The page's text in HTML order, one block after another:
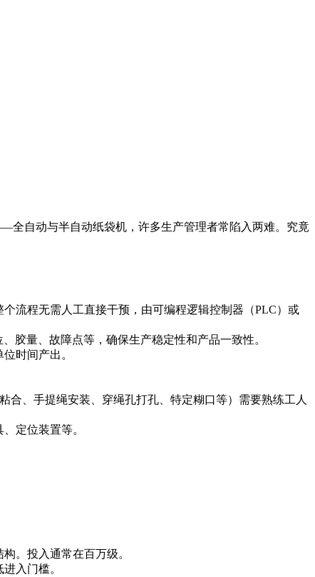
自动与半自动纸袋机，许多生产管理者常陷入两难。究竟
流程无需人工直接干预，由可编程逻辑控制器（PLC）或
胶量、故障点等，确保生产稳定性和产品一致性。
时间产出。
、手提绳安装、穿绳孔打孔、特定糊口等）需要熟练工人
定位装置等。
。投入通常在百万级。
入门槛。